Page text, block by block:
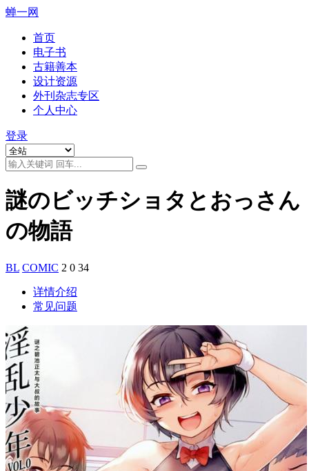
蝉一网
首页
电子书
古籍善本
设计资源
外刊杂志专区
个人中心
登录
謎のビッチショタとおっさん
の物語
BL COMIC 2 0 34
详情介绍
常见问题